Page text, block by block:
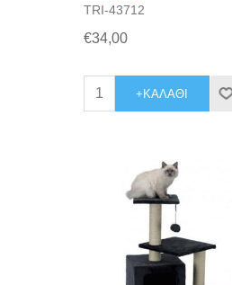
TRI-43712
€34,00
+ΚΑΛΆΘΙ